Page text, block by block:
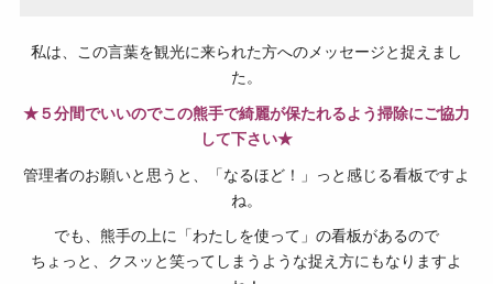
私は、この言葉を観光に来られた方へのメッセージと捉えまし
た。
★５分間でいいのでこの熊手で綺麗が保たれるよう掃除にご協力
して下さい★
管理者のお願いと思うと、「なるほど！」っと感じる看板ですよ
ね。
でも、熊手の上に「わたしを使って」の看板があるので
ちょっと、クスッと笑ってしまうような捉え方にもなりますよ